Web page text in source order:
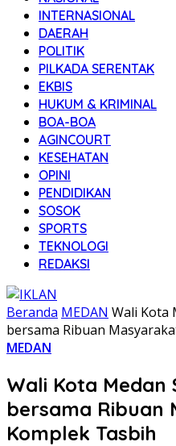
INTERNASIONAL
DAERAH
POLITIK
PILKADA SERENTAK
EKBIS
HUKUM & KRIMINAL
BOA-BOA
AGINCOURT
KESEHATAN
OPINI
PENDIDIKAN
SOSOK
SPORTS
TEKNOLOGI
REDAKSI
Beranda MEDAN Wali Kota
bersama Ribuan
MEDAN
Wali Kota Medan
bersama Ribuan
Komplek Tasbih